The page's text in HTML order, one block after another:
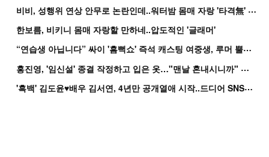
비
비, 성행위 연상 안무로 논란인데..워터밤 몸매 자랑 '타격無' 근황
한보름, 비키니 몸매 자랑할 만하네..압도적인 '글래머'
“
연습생 아닙니다” 싸이 '흠뻑쇼' 즉석 캐스팅 여중생, 루머 뿔났다[Oh!쎈 이...
홍
진영, '임신설' 종결 작정하고 입은 옷…"맨날 혼내시니까" 억울
'
흑백' 김도윤♥배우 김서연, 4년만 공개열애 시작..드디어 SNS에 노출 [핫피...